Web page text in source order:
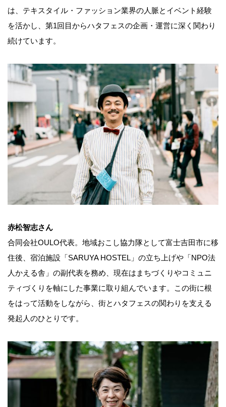
は、テキスタイル・ファッション業界の人脈とイベント経験
を活かし、第1回目からハタフェスの企画・運営に深く関わり
続けています。
赤松智志さん
合同会社OULO代表。地域おこし協力隊として富士吉田市に移
住後、宿泊施設「SARUYA HOSTEL」の立ち上げや「NPO法
人かえる舎」の副代表を務め、現在はまちづくりやコミュニ
ティづくりを軸にした事業に取り組んでいます。この街に根
をはって活動をしながら、街とハタフェスの関わりを支える
発起人のひとりです。